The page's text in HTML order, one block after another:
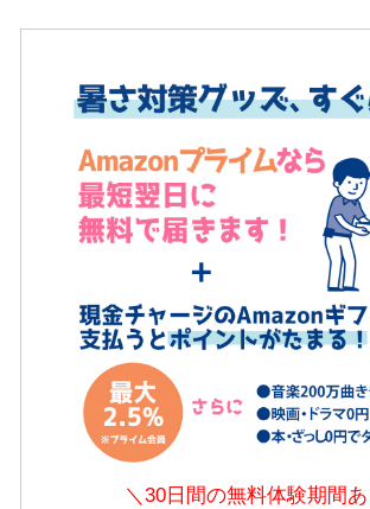
＼30日間の無料体験期間